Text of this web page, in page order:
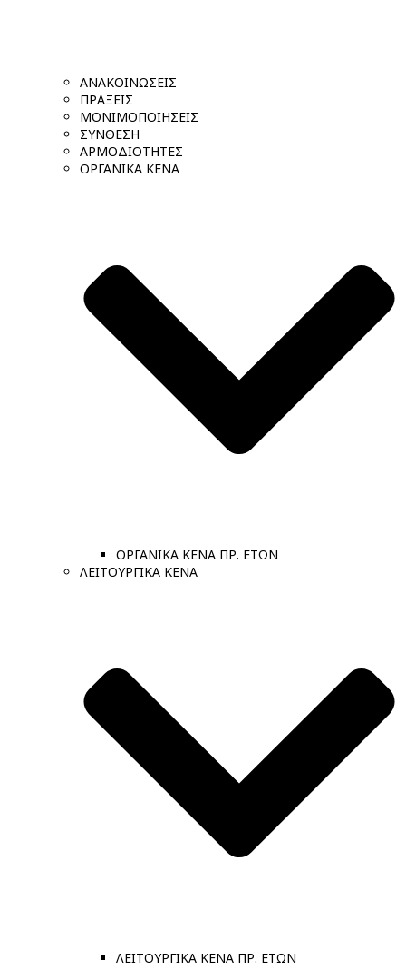
ΑΝΑΚΟΙΝΩΣΕΙΣ
ΠΡΑΞΕΙΣ
ΜΟΝΙΜΟΠΟΙΗΣΕΙΣ
ΣΥΝΘΕΣΗ
ΑΡΜΟΔΙΟΤΗΤΕΣ
ΟΡΓΑΝΙΚΑ ΚΕΝΑ
ΟΡΓΑΝΙΚΑ ΚΕΝΑ ΠΡ. ΕΤΩΝ
ΛΕΙΤΟΥΡΓΙΚΑ ΚΕΝΑ
ΛΕΙΤΟΥΡΓΙΚΑ ΚΕΝΑ ΠΡ. ΕΤΩΝ